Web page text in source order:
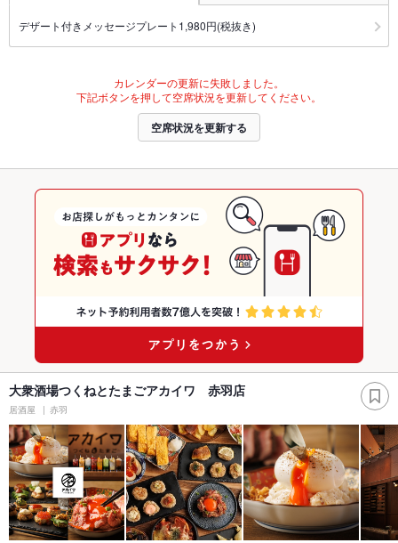
デザート付きメッセージプレート1,980円(税抜き)
カレンダーの更新に失敗しました。
下記ボタンを押して空席状況を更新してください。
空席状況を更新する
大衆酒場つくねとたまごアカイワ 赤羽店
居酒屋 赤羽